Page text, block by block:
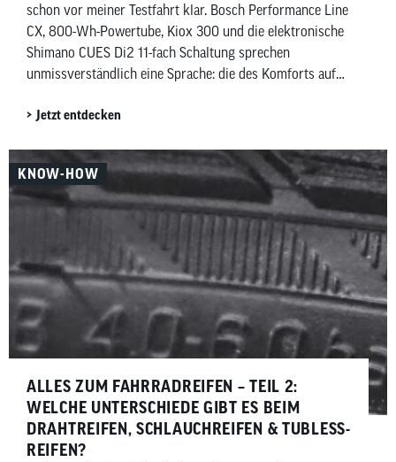
schon vor meiner Testfahrt klar. Bosch Performance Line
CX, 800-Wh-Powertube, Kiox 300 und die elektronische
Shimano CUES Di2 11-fach Schaltung sprechen
unmissverständlich eine Sprache: die des Komforts auf
Jetzt entdecken
KNOW-HOW
ALLES ZUM FAHRRADREIFEN – TEIL 2:
WELCHE UNTERSCHIEDE GIBT ES BEIM
DRAHTREIFEN, SCHLAUCHREIFEN & TUBLESS-
REIFEN?